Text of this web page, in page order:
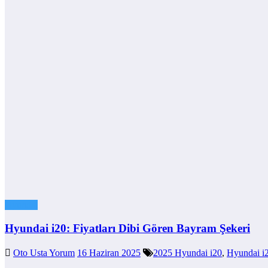
Hyundai i20: Fiyatları Dibi Gören Bayram Şekeri
Oto Usta Yorum 16 Haziran 2025 2025 Hyundai i20, Hyundai